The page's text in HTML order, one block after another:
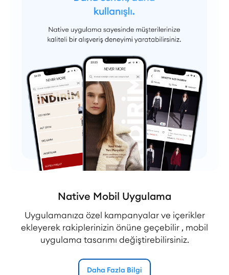
Native Mobil Uygulama
Uygulamanıza özel kampanyalar ve içerikler
ekleyerek rakiplerinizin önüne geçebilir , mobil
uygulama tasarımı değiştirebilirsiniz.
Daha Fazla Bilgi